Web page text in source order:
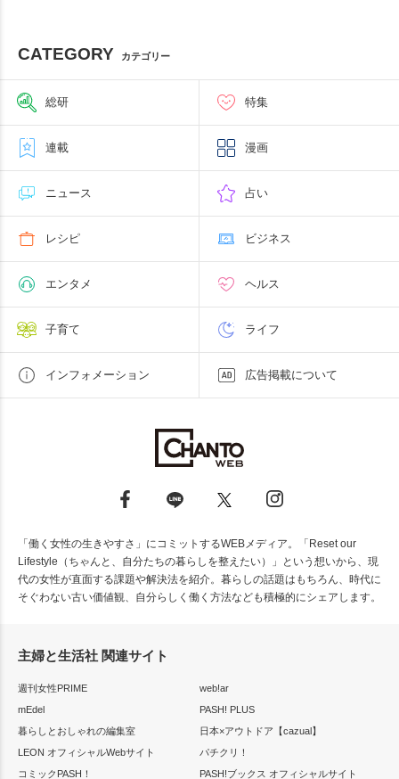
CATEGORY カテゴリー
総研 特集
連載 漫画
ニュース 占い
レシピ ビジネス
エンタメ ヘルス
子育て ライフ
インフォメーション 広告掲載について
「働く女性の生きやすさ」にコミットするWEBメディア。「Reset our
Lifestyle（ちゃんと、自分たちの暮らしを整えたい）」という想いから、現
代の女性が直面する課題や解決法を紹介。暮らしの話題はもちろん、時代に
そぐわない古い価値観、自分らしく働く方法なども積極的にシェアします。
主婦と生活社 関連サイト
週刊女性PRIME
web!ar
mEdel
PASH! PLUS
暮らしとおしゃれの編集室
日本×アウトドア【cazual】
LEON オフィシャルWebサイト
パチクリ！
コミックPASH！
PASH!ブックス オフィシャルサイト